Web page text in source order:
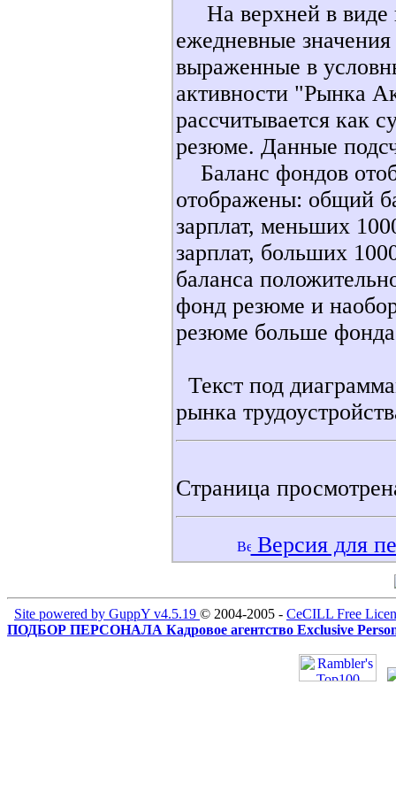
На верхней в виде
ежедневные
выраженные в
активности "Рынка
рассчитывается как
резюме. Данные
Баланс фондов
отображены: общий
зарплат, меньших
зарплат, больших
баланса
фонд резюме и
резюме больше
Текст под
рынка
Страница
Версия для
Site powered by GuppY v4.5.19 © 2004-2005 - CeCILL Free
ПОДБОР ПЕРСОНАЛА Кадровое агентство Exclusive